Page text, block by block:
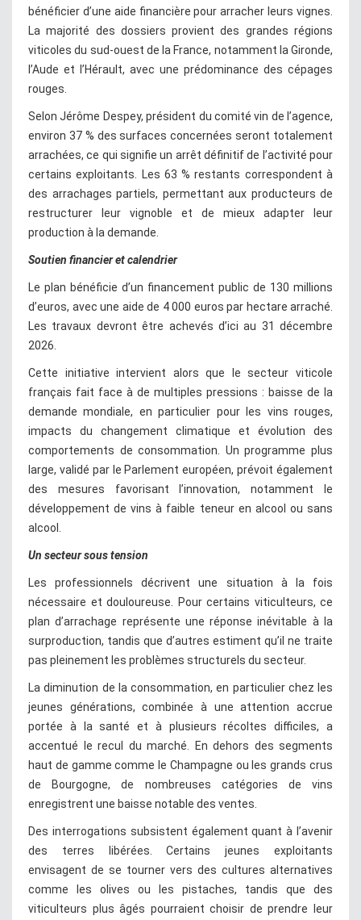
bénéficier d’une aide financière pour arracher leurs vignes.
La majorité des dossiers provient des grandes régions
viticoles du sud-ouest de la France, notamment la Gironde,
l’Aude et l’Hérault, avec une prédominance des cépages
rouges.
Selon Jérôme Despey, président du comité vin de l’agence,
environ 37 % des surfaces concernées seront totalement
arrachées, ce qui signifie un arrêt définitif de l’activité pour
certains exploitants. Les 63 % restants correspondent à
des arrachages partiels, permettant aux producteurs de
restructurer leur vignoble et de mieux adapter leur
production à la demande.
Soutien financier et calendrier
Le plan bénéficie d’un financement public de 130 millions
d’euros, avec une aide de 4 000 euros par hectare arraché.
Les travaux devront être achevés d’ici au 31 décembre
2026.
Cette initiative intervient alors que le secteur viticole
français fait face à de multiples pressions : baisse de la
demande mondiale, en particulier pour les vins rouges,
impacts du changement climatique et évolution des
comportements de consommation. Un programme plus
large, validé par le Parlement européen, prévoit également
des mesures favorisant l’innovation, notamment le
développement de vins à faible teneur en alcool ou sans
alcool.
Un secteur sous tension
Les professionnels décrivent une situation à la fois
nécessaire et douloureuse. Pour certains viticulteurs, ce
plan d’arrachage représente une réponse inévitable à la
surproduction, tandis que d’autres estiment qu’il ne traite
pas pleinement les problèmes structurels du secteur.
La diminution de la consommation, en particulier chez les
jeunes générations, combinée à une attention accrue
portée à la santé et à plusieurs récoltes difficiles, a
accentué le recul du marché. En dehors des segments
haut de gamme comme le Champagne ou les grands crus
de Bourgogne, de nombreuses catégories de vins
enregistrent une baisse notable des ventes.
Des interrogations subsistent également quant à l’avenir
des terres libérées. Certains jeunes exploitants
envisagent de se tourner vers des cultures alternatives
comme les olives ou les pistaches, tandis que des
viticulteurs plus âgés pourraient choisir de prendre leur